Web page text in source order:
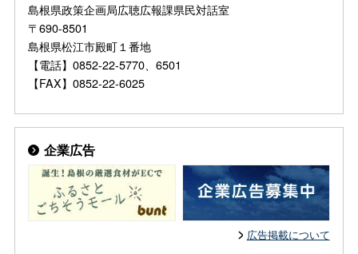
島根県政策企画局広聴広報課県民対話室
〒690-8501
島根県松江市殿町１番地
【電話】0852-22-5770、6501
【FAX】0852-22-6025
企業広告
広告掲載について